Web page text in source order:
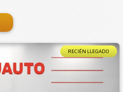
RECIÉN LLEGADO